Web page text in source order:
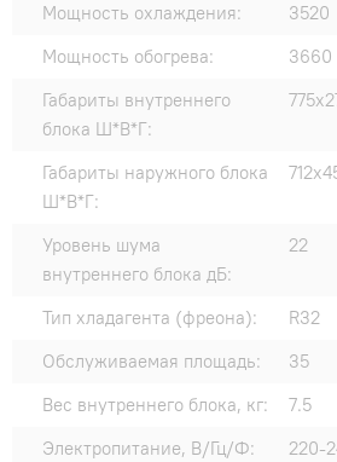
Мощность охлаждения:
3520
Мощность обогрева:
3660
Габариты внутреннего
блока Ш*В*Г:
Габариты наружного блока
Ш*В*Г:
Уровень шума
внутреннего блока дБ:
22
Тип хладагента (фреона):
R32
Обслуживаемая площадь:
35
Вес внутреннего блока, кг:
7.5
Электропитание, В/Гц/Ф:
220-